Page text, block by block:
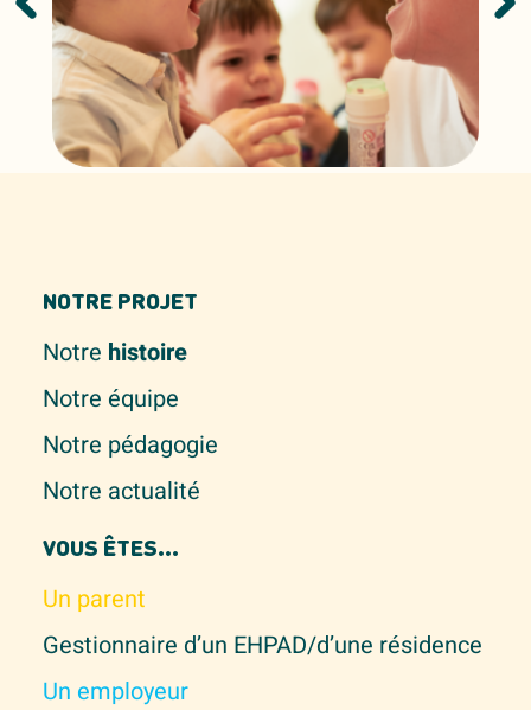
NOTRE PROJET
Notre histoire
Notre équipe
Notre pédagogie
Notre actualité
VOUS ÊTES...
Un parent
Gestionnaire d’un EHPAD/d’une résidence
Un employeur